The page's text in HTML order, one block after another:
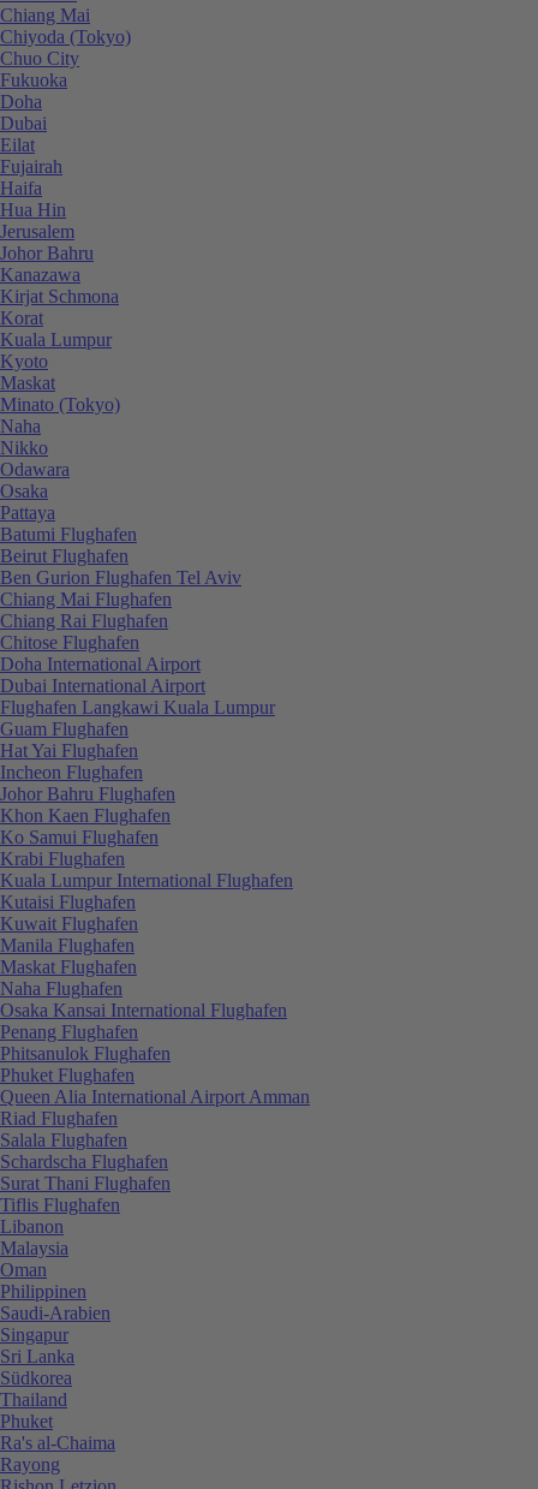
Chiang Mai
Chiyoda (Tokyo)
Chuo City
Fukuoka
Doha
Dubai
Eilat
Fujairah
Haifa
Hua Hin
Jerusalem
Johor Bahru
Kanazawa
Kirjat Schmona
Korat
Kuala Lumpur
Kyoto
Maskat
Minato (Tokyo)
Naha
Nikko
Odawara
Osaka
Pattaya
Batumi Flughafen
Beirut Flughafen
Ben Gurion Flughafen Tel Aviv
Chiang Mai Flughafen
Chiang Rai Flughafen
Chitose Flughafen
Doha International Airport
Dubai International Airport
Flughafen Langkawi Kuala Lumpur
Guam Flughafen
Hat Yai Flughafen
Incheon Flughafen
Johor Bahru Flughafen
Khon Kaen Flughafen
Ko Samui Flughafen
Krabi Flughafen
Kuala Lumpur International Flughafen
Kutaisi Flughafen
Kuwait Flughafen
Manila Flughafen
Maskat Flughafen
Naha Flughafen
Osaka Kansai International Flughafen
Penang Flughafen
Phitsanulok Flughafen
Phuket Flughafen
Queen Alia International Airport Amman
Riad Flughafen
Salala Flughafen
Schardscha Flughafen
Surat Thani Flughafen
Tiflis Flughafen
Libanon
Malaysia
Oman
Philippinen
Saudi-Arabien
Singapur
Sri Lanka
Südkorea
Thailand
Phuket
Ra's al-Chaima
Rayong